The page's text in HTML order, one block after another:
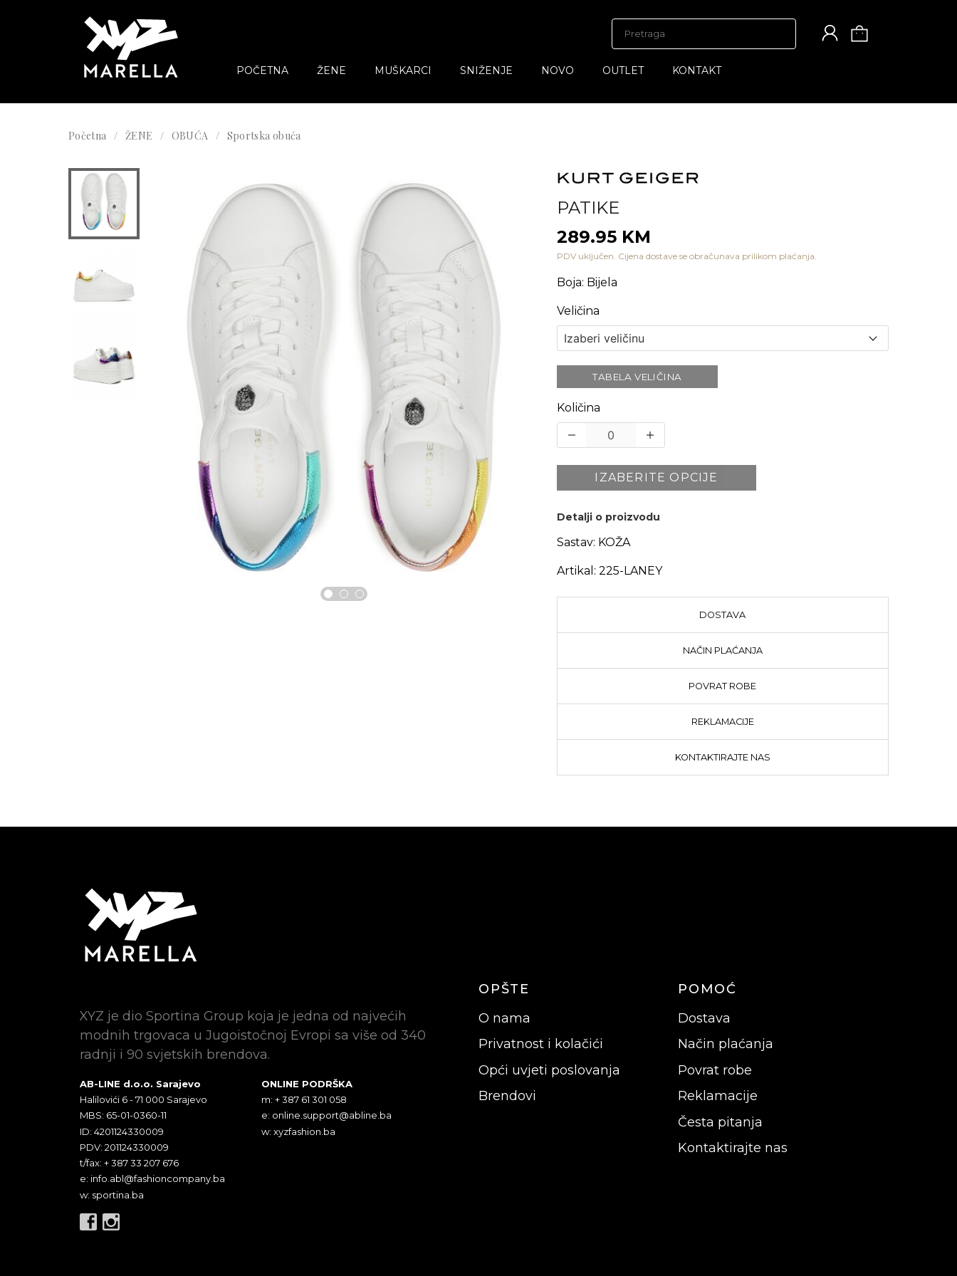
POČETNA ŽENE MUŠKARCI SNIŽENJE NOVO OUTLET KONTAKT
Početna ŽENE OBUĆA Sportska obuća
PATIKE
289.95 KM
PDV uključen. Cijena dostave se obračunava prilikom plaćanja.
Boja: Bijela
Veličina
TABELA VELIČINA
Količina
IZABERITE OPCIJE
Detalji o proizvodu
Sastav: KOŽA
Artikal: 225-LANEY
DOSTAVA
NAČIN PLAĆANJA
POVRAT ROBE
REKLAMACIJE
KONTAKTIRAJTE NAS
XYZ je dio Sportina Group koja je jedna od najvećih
modnih trgovaca u Jugoistočnoj Evropi sa više od 340
radnji i 90 svjetskih brendova.
AB-LINE d.o.o. Sarajevo
Halilovići 6 - 71 000 Sarajevo
MBS: 65-01-0360-11
ID: 4201124330009
PDV: 201124330009
t/fax: + 387 33 207 676
e: info.abl@fashioncompany.ba
w: sportina.ba
ONLINE PODRŠKA
m: + 387 61 301 058
e: online.support@abline.ba
w: xyzfashion.ba
OPŠTE
O nama
Privatnost i kolačići
Opći uvjeti poslovanja
Brendovi
POMOĆ
Dostava
Način plaćanja
Povrat robe
Reklamacije
Česta pitanja
Kontaktirajte nas